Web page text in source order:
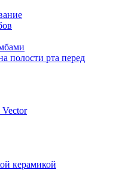
полости рта перед
Vector
керамикой